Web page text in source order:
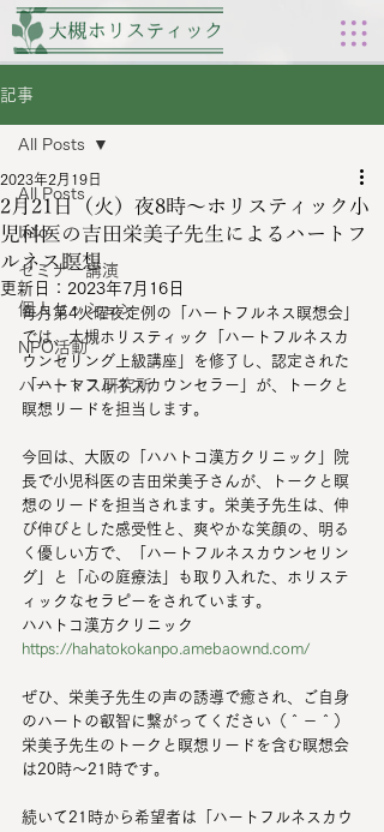
記事
All Posts
Info
セミナー講演
個人セッション
NPO活動
ハートマス研究所
All Posts
2月21日（火）夜8時～ホリスティック小
児科医の吉田栄美子先生によるハートフ
ルネス瞑想
2023年2月19日
更新日： 2023年7月16日
毎月第4火曜夜定例の「ハートフルネス瞑想会」
では、大槻ホリスティック「ハートフルネスカ
ウンセリング上級講座」を修了し、認定された
「ハートフルネスカウンセラー」が、トークと
瞑想リードを担当します。
今回は、大阪の「ハハトコ漢方クリニック」院
長で小児科医の吉田栄美子さんが、トークと瞑
想のリードを担当されます。栄美子先生は、伸
び伸びとした感受性と、爽やかな笑顔の、明る
く優しい方で、「ハートフルネスカウンセリン
グ」と「心の庭療法」も取り入れた、ホリステ
ィックなセラピーをされています。
ハハトコ漢方クリニック
https://hahatokokanpo.amebaownd.com/
ぜひ、栄美子先生の声の誘導で癒され、ご自身
のハートの叡智に繋がってください（＾－＾）
栄美子先生のトークと瞑想リードを含む瞑想会
は20時～21時です。
続いて21時から希望者は「ハートフルネスカウ